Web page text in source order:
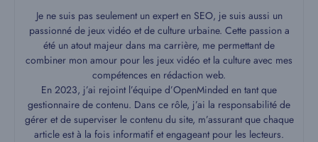
Je ne suis pas seulement un expert en SEO, je suis aussi un
passionné de jeux vidéo et de culture urbaine. Cette passion a
été un atout majeur dans ma carrière, me permettant de
combiner mon amour pour les jeux vidéo et la culture avec mes
compétences en rédaction web.
En 2023, j’ai rejoint l’équipe d’OpenMinded en tant que
gestionnaire de contenu. Dans ce rôle, j’ai la responsabilité de
gérer et de superviser le contenu du site, m’assurant que chaque
article est à la fois informatif et engageant pour les lecteurs.